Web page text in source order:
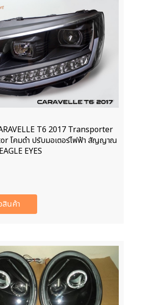
T6 2017 Transporter
โคมดำ ปรับมอเตอร์ไฟฟ้า สัญญาณ
EYES
สินค้า